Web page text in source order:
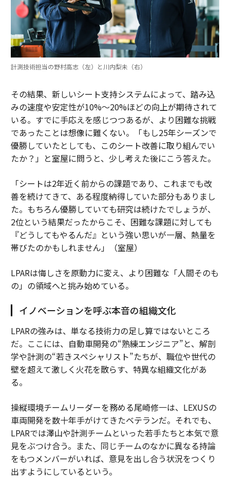
計測技術担当の野村高志（左）と川内梨未（右）
その結果、新しいシート支持システムによって、踏み込
みの速度や安定性が10%〜20%ほどの向上が期待されて
いる。すでに手応えを感じつつあるが、より困難な挑戦
であったことは想像に難くない。「もし25年シーズンで
優勝していたとしても、このシート改善に取り組んでい
たか？」と室屋に問うと、少し考えた後にこう答えた。
「シートは2年近く前からの課題であり、これまでも改
善を続けてきて、ある程度納得していた部分もありまし
た。もちろん優勝していても研究は続けたでしょうが、
2位という結果だったからこそ、困難な課題に対しても
『どうしてもやるんだ』という強い思いが一層、熱量を
帯びたのかもしれません」（室屋）
LPARは悔しさを原動力に変え、より困難な「人間そのも
の」の領域へと挑み始めている。
イノベーションを呼ぶ本音の組織文化
LPARの強みは、単なる技術力の足し算ではないところ
だ。ここには、自動車開発の“熟練エンジニア”と、解剖
学や計測の“若きスペシャリスト”たちが、職位や世代の
壁を超えて激しく火花を散らす、特異な組織文化があ
る。
操縦環境チームリーダーを務める尾崎修一は、LEXUSの
車両開発を数十年手がけてきたベテランだ。それでも、
LPARでは澤山や計測チームといった若手たちと本気で意
見をぶつけ合う。また、同じチームのなかに異なる持論
をもつメンバーがいれば、意見を出し合う状況をつくり
出すようにしているという。